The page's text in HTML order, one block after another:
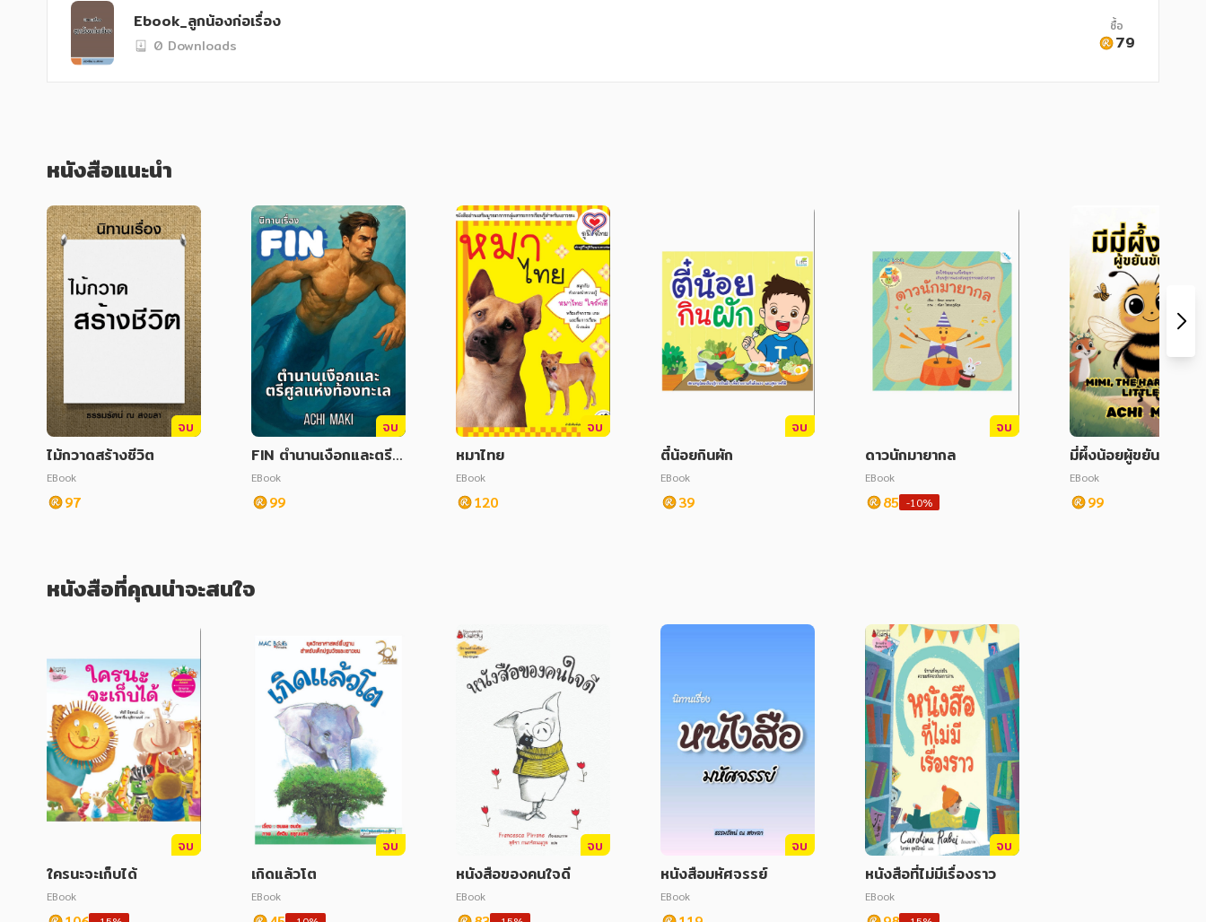
Ebook_ลูกน้องก่อเรื่อง
0 Downloads
ซื้อ
79
หนังสือแนะนำ
จบ
ไม้กวาดสร้างชีวิต
EBook
97
จบ
FIN ตำนานเงือกและตรีศู
ลแห่งท้องทะเล
EBook
99
จบ
หมาไทย
EBook
120
จบ
ตี๋น้อยกินผัก
EBook
39
จบ
ดาวนักมายากล
EBook
85 -10%
มี่ผึ้งน้อยผู้ขยันขันแข็ง
EBook
99
หนังสือที่คุณน่าจะสนใจ
จบ
ใครนะจะเก็บได้
EBook
จบ
เกิดแล้วโต
EBook
จบ
หนังสือของคนใจดี
EBook
จบ
หนังสือมหัศจรรย์
EBook
จบ
หนังสือที่ไม่มีเรื่องราว
EBook